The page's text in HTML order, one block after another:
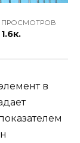
ПРОСМОТРОВ
1.6к.
в